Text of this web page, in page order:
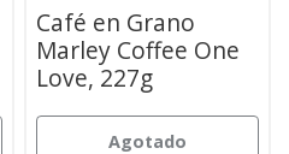
Café en Grano
Marley Coffee One
Love, 227g
Agotado